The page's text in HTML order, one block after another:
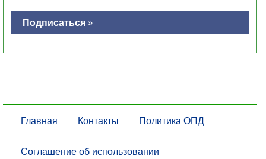
Подписаться »
Главная Контакты Политика ОПД
Соглашение об использовании